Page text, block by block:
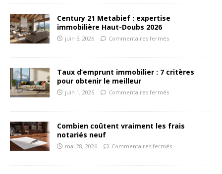
Century 21 Metabief : expertise
immobilière Haut-Doubs 2026
juin 5, 2026 Commentaires fermés
Taux d’emprunt immobilier : 7 critères
pour obtenir le meilleur
juin 1, 2026 Commentaires fermés
Combien coûtent vraiment les frais
notariés neuf
mai 28, 2026 Commentaires fermés